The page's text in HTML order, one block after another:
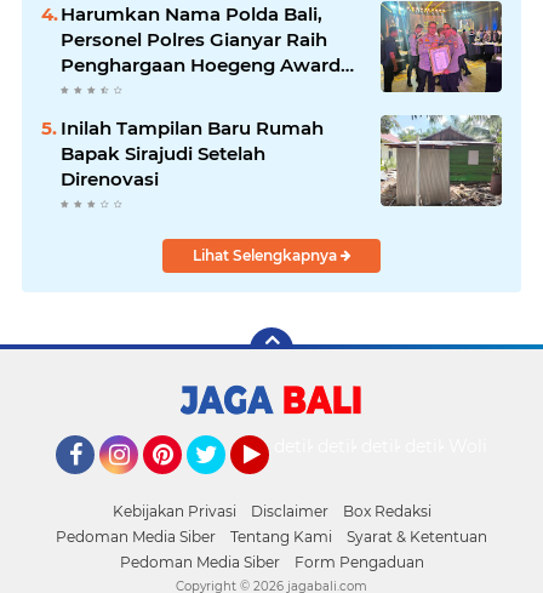
Harumkan Nama Polda Bali,
Personel Polres Gianyar Raih
Penghargaan Hoegeng Awards
2026
Inilah Tampilan Baru Rumah
Bapak Sirajudi Setelah
Direnovasi
Lihat Selengkapnya
Kebijakan Privasi Disclaimer
Box Redaksi
Pedoman Media Siber
Tentang Kami
Syarat & Ketentuan
Pedoman Media Siber
Form Pengaduan
Copyright © 2026 jagabali.com